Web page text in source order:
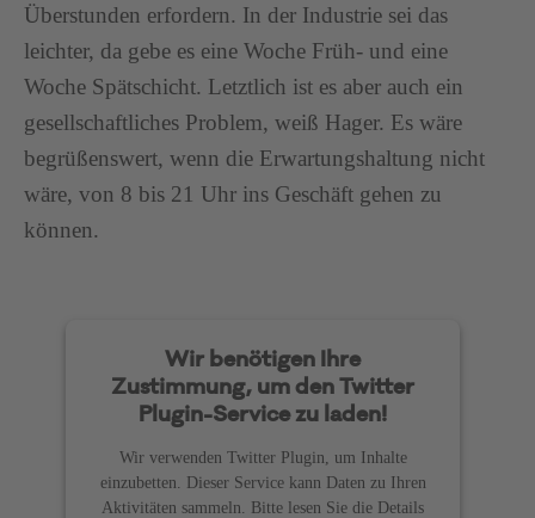
Überstunden erfordern. In der Industrie sei das
leichter, da gebe es eine Woche Früh- und eine
Woche Spätschicht. Letztlich ist es aber auch ein
gesellschaftliches Problem, weiß Hager. Es wäre
begrüßenswert, wenn die Erwartungshaltung nicht
wäre, von 8 bis 21 Uhr ins Geschäft gehen zu
können.
Wir benötigen Ihre
Zustimmung, um den Twitter
Plugin-Service zu laden!
Wir verwenden Twitter Plugin, um Inhalte
einzubetten. Dieser Service kann Daten zu Ihren
Aktivitäten sammeln. Bitte lesen Sie die Details